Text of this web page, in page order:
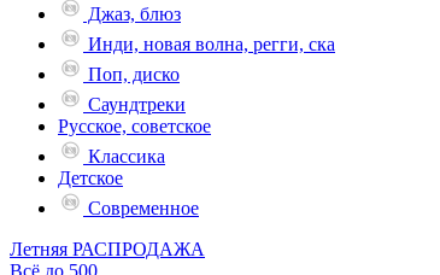
Джаз, блюз
Инди, новая волна, регги, ска
Поп, диско
Саундтреки
Русское, советское
Классика
Детское
Современное
Летняя РАСПРОДАЖА
Всё до 500